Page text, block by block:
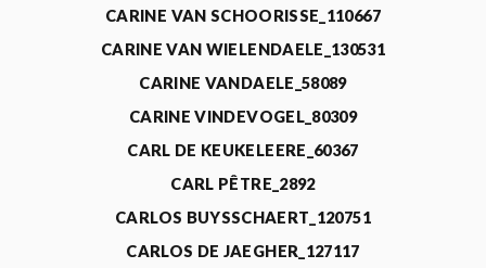
CARINE VAN SCHOORISSE_110667
CARINE VAN WIELENDAELE_130531
CARINE VANDAELE_58089
CARINE VINDEVOGEL_80309
CARL DE KEUKELEERE_60367
CARL PÊTRE_2892
CARLOS BUYSSCHAERT_120751
CARLOS DE JAEGHER_127117